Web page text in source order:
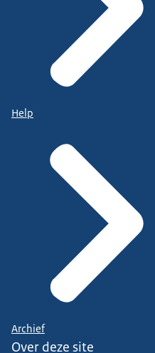
Help
Archief
Over deze site